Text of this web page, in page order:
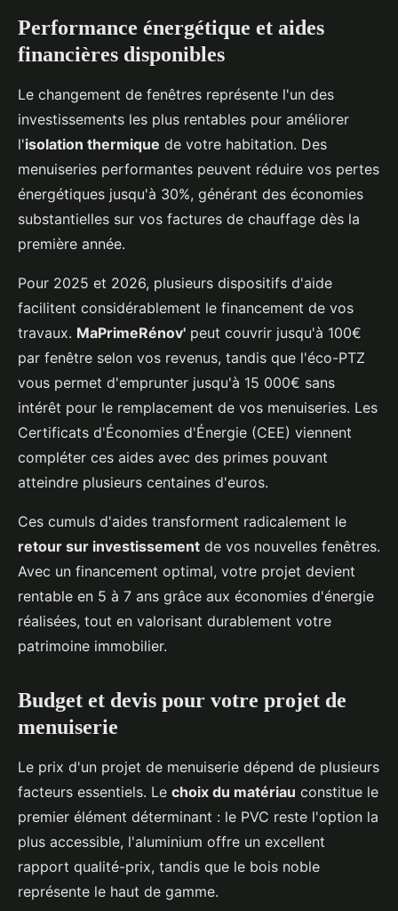
Performance énergétique et aides
financières disponibles
Le changement de fenêtres représente l'un des
investissements les plus rentables pour améliorer
l'isolation thermique de votre habitation. Des
menuiseries performantes peuvent réduire vos pertes
énergétiques jusqu'à 30%, générant des économies
substantielles sur vos factures de chauffage dès la
première année.
Pour 2025 et 2026, plusieurs dispositifs d'aide
facilitent considérablement le financement de vos
travaux. MaPrimeRénov' peut couvrir jusqu'à 100€
par fenêtre selon vos revenus, tandis que l'éco-PTZ
vous permet d'emprunter jusqu'à 15 000€ sans
intérêt pour le remplacement de vos menuiseries. Les
Certificats d'Économies d'Énergie (CEE) viennent
compléter ces aides avec des primes pouvant
atteindre plusieurs centaines d'euros.
Ces cumuls d'aides transforment radicalement le
retour sur investissement de vos nouvelles fenêtres.
Avec un financement optimal, votre projet devient
rentable en 5 à 7 ans grâce aux économies d'énergie
réalisées, tout en valorisant durablement votre
patrimoine immobilier.
Budget et devis pour votre projet de
menuiserie
Le prix d'un projet de menuiserie dépend de plusieurs
facteurs essentiels. Le choix du matériau constitue le
premier élément déterminant : le PVC reste l'option la
plus accessible, l'aluminium offre un excellent
rapport qualité-prix, tandis que le bois noble
représente le haut de gamme.